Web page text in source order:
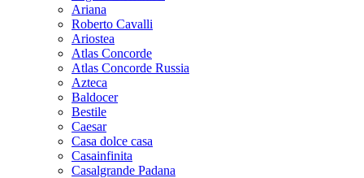
Ariana
Roberto Cavalli
Ariostea
Atlas Concorde
Atlas Concorde Russia
Azteca
Baldocer
Bestile
Caesar
Casa dolce casa
Casainfinita
Casalgrande Padana